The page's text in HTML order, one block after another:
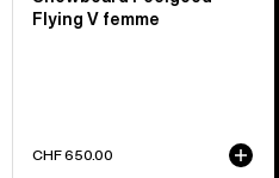
Flying V femme
CHF 650.00